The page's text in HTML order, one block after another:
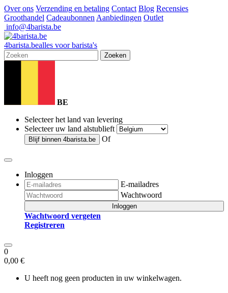
Over ons Verzending en betaling Contact Blog Recensies
Groothandel Cadeaubonnen Aanbiedingen Outlet
info@4barista.be
4barista.bealles voor barista's
Zoeken
BE
Selecteer het land van levering
Selecteer uw land alstublieft
Blijf binnen 4barista.be Of
Inloggen
E-mailadres
Wachtwoord
Inloggen
Wachtwoord vergeten
Registreren
0
0,00 €
U heeft nog geen producten in uw winkelwagen.